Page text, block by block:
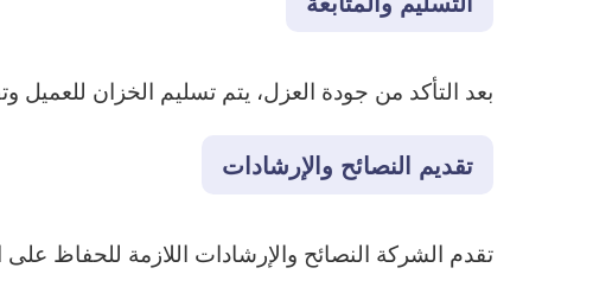
بعد التأكد من جودة العزل، يتم تسليم الخزان
تقديم النصائح والإرشادات
تقدم الشركة النصائح والإرشادات اللازمة للحفاظ